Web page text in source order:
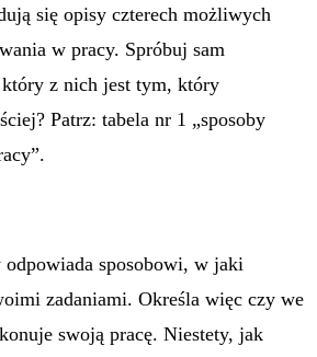
się opisy czterech możliwych
w pracy. Spróbuj sam
z nich jest tym, który
Patrz: tabela nr 1 „sposoby
sposobowi, w jaki
zadaniami. Określa więc czy we
swoją pracę. Niestety, jak